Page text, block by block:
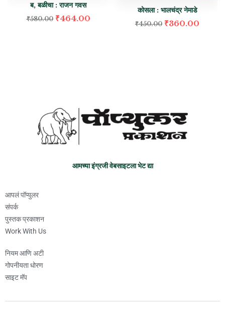
ब, बळीचा : राजन गवस
₹580.00 ₹464.00
कोसला : भालचंद्र नेमाडे
₹450.00 ₹360.00
आमच्या इंग्रजी वेबसाइटला भेट द्या
आपलं पॉप्युलर
संपर्क
पुस्तक प्रकाशन
Work With Us
नियम आणि अटी
गोपनीयता धोरण
साइट मॅप